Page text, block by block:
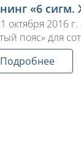
«6 сигм.
октября 2016
пояс» для
Подробнее